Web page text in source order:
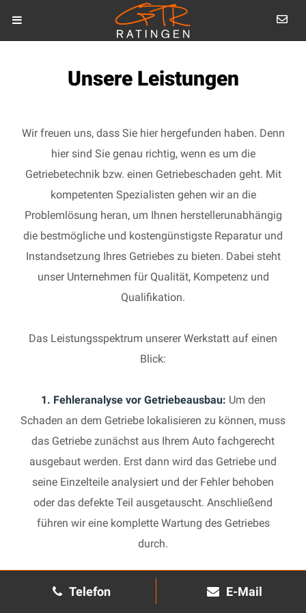
Telefon E-Mail
Unsere Leistungen
Wir freuen uns, dass Sie hier hergefunden haben. Denn
hier sind Sie genau richtig, wenn es um die
Getriebetechnik bzw. einen Getriebeschaden geht. Mit
kompetenten Spezialisten gehen wir an die
Problemlösung heran, um Ihnen herstellerunabhängig
die bestmögliche und kostengünstigste Reparatur und
Instandsetzung Ihres Getriebes zu bieten. Dabei steht
unser Unternehmen für Qualität, Kompetenz und
Qualifikation.
Das Leistungsspektrum unserer Werkstatt auf einen
Blick:
1. Fehleranalyse vor Getriebeausbau: Um den
Schaden an dem Getriebe lokalisieren zu können, muss
das Getriebe zunächst aus Ihrem Auto fachgerecht
ausgebaut werden. Erst dann wird das Getriebe und
seine Einzelteile analysiert und der Fehler behoben
oder das defekte Teil ausgetauscht. Anschließend
führen wir eine komplette Wartung des Getriebes
durch.
2. Manuelles Getriebe:
Die Reparatur eines komplexen
Schaltgetriebes ist äußerst aufwendig und benötigt